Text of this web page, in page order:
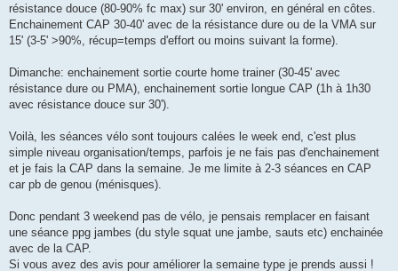
résistance douce (80-90% fc max) sur 30' environ, en général en côtes.
Enchainement CAP 30-40' avec de la résistance dure ou de la VMA sur
15' (3-5' >90%, récup=temps d'effort ou moins suivant la forme).
Dimanche: enchainement sortie courte home trainer (30-45' avec
résistance dure ou PMA), enchainement sortie longue CAP (1h à 1h30
avec résistance douce sur 30').
Voilà, les séances vélo sont toujours calées le week end, c'est plus
simple niveau organisation/temps, parfois je ne fais pas d'enchainement
et je fais la CAP dans la semaine. Je me limite à 2-3 séances en CAP
car pb de genou (ménisques).
Donc pendant 3 weekend pas de vélo, je pensais remplacer en faisant
une séance ppg jambes (du style squat une jambe, sauts etc) enchainée
avec de la CAP.
Si vous avez des avis pour améliorer la semaine type je prends aussi !